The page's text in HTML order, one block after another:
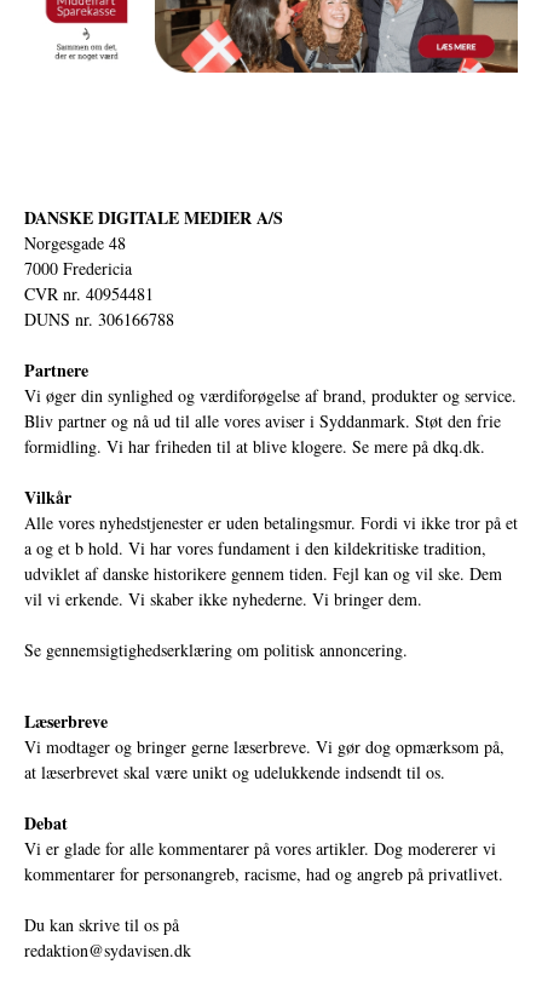
DANSKE DIGITALE MEDIER A/S
Norgesgade 48
7000 Fredericia
CVR nr. 40954481
DUNS nr. 306166788
Partnere
Vi øger din synlighed og værdiforøgelse af brand, produkter og service.
Bliv partner og nå ud til alle vores aviser i Syddanmark. Støt den frie
formidling. Vi har friheden til at blive klogere. Se mere på dkq.dk.
Vilkår
Alle vores nyhedstjenester er uden betalingsmur. Fordi vi ikke tror på et
a og et b hold. Vi har vores fundament i den kildekritiske tradition,
udviklet af danske historikere gennem tiden. Fejl kan og vil ske. Dem
vil vi erkende. Vi skaber ikke nyhederne. Vi bringer dem.
Se gennemsigtighedserklæring om politisk annoncering.
Læserbreve
Vi modtager og bringer gerne læserbreve. Vi gør dog opmærksom på,
at læserbrevet skal være unikt og udelukkende indsendt til os.
Debat
Vi er glade for alle kommentarer på vores artikler. Dog modererer vi
kommentarer for personangreb, racisme, had og angreb på privatlivet.
Du kan skrive til os på
redaktion@sydavisen.dk